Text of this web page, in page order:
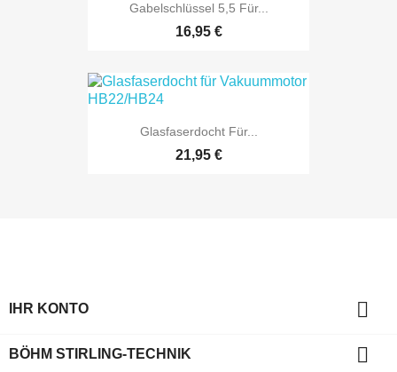
Gabelschlüssel 5,5 Für...
16,95 €
Glasfaserdocht Für...
21,95 €
IHR KONTO 
BÖHM STIRLING-TECHNIK 